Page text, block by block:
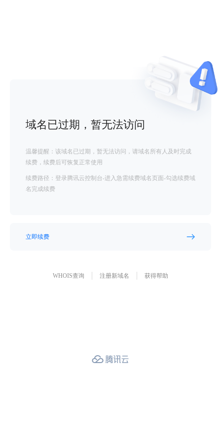
域名已过期，暂无法访问
温馨提醒：该域名已过期，暂无法访问，请域名所有人及时完成
续费，续费后可恢复正常使用
续费路径：登录腾讯云控制台-进入急需续费域名页面-勾选续费域
名完成续费
立即续费
WHOIS查询 注册新域名 获得帮助